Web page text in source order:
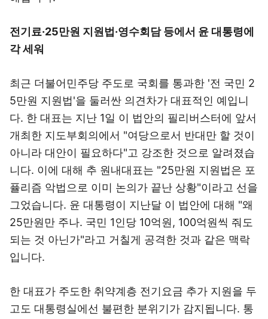
전기료·25만원 지원법·영수회담 등에서 윤 대통령에
각 세워
최근 더불어민주당 주도로 국회를 통과한 '전 국민 2
5만원 지원법'을 둘러싼 의견차가 대표적인 예입니
다. 한 대표는 지난 1일 이 법안의 필리버스터에 앞서
개최한 지도부회의에서 "여당으로서 반대만 할 것이
아니라 대안이 필요하다"고 강조한 것으로 알려졌습
니다. 이에 대해 추 원내대표는 "25만원 지원법은 포
퓰리즘 악법으로 이미 논의가 끝난 상황"이라고 선을
그었습니다. 윤 대통령이 지난달 이 법안에 대해 "왜
25만원만 주나. 국민 1인당 10억원, 100억원씩 줘도
되는 것 아닌가"라고 거칠게 공격한 것과 같은 맥락
입니다.
한 대표가 주도한 취약계층 전기요금 추가 지원을 두
고도 대통령실에선 불편한 분위기가 감지됩니다. 통